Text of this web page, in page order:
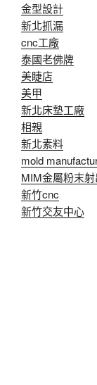
金型設計
新北抓漏
cnc工廠
泰國老佛牌
美睫店
美甲
新北床墊工廠
相親
新北素料
mold
MIM金屬粉末射
新竹cnc
新竹交友中心